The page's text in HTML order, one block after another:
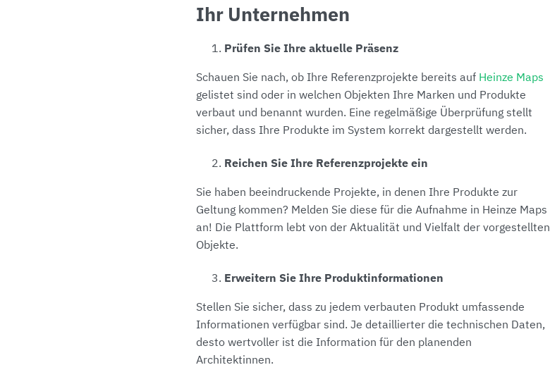
Ihr Unternehmen
Prüfen Sie Ihre aktuelle Präsenz
Schauen Sie nach, ob Ihre Referenzprojekte bereits auf Heinze Maps
gelistet sind oder in welchen Objekten Ihre Marken und Produkte
verbaut und benannt wurden. Eine regelmäßige Überprüfung stellt
sicher, dass Ihre Produkte im System korrekt dargestellt werden.
Reichen Sie Ihre Referenzprojekte ein
Sie haben beeindruckende Projekte, in denen Ihre Produkte zur
Geltung kommen? Melden Sie diese für die Aufnahme in Heinze Maps
an! Die Plattform lebt von der Aktualität und Vielfalt der vorgestellten
Objekte.
Erweitern Sie Ihre Produktinformationen
Stellen Sie sicher, dass zu jedem verbauten Produkt umfassende
Informationen verfügbar sind. Je detaillierter die technischen Daten,
desto wertvoller ist die Information für den planenden
Architektinnen.